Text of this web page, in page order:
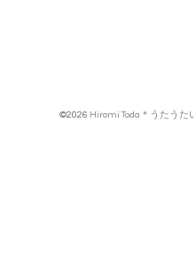
©2026 Hiromi Toda＊うたうた